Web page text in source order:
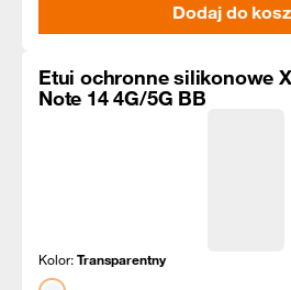
Dodaj do
Etui ochronne silikonowe
Note 14 4G/5G BB
Kolor:Transparentny